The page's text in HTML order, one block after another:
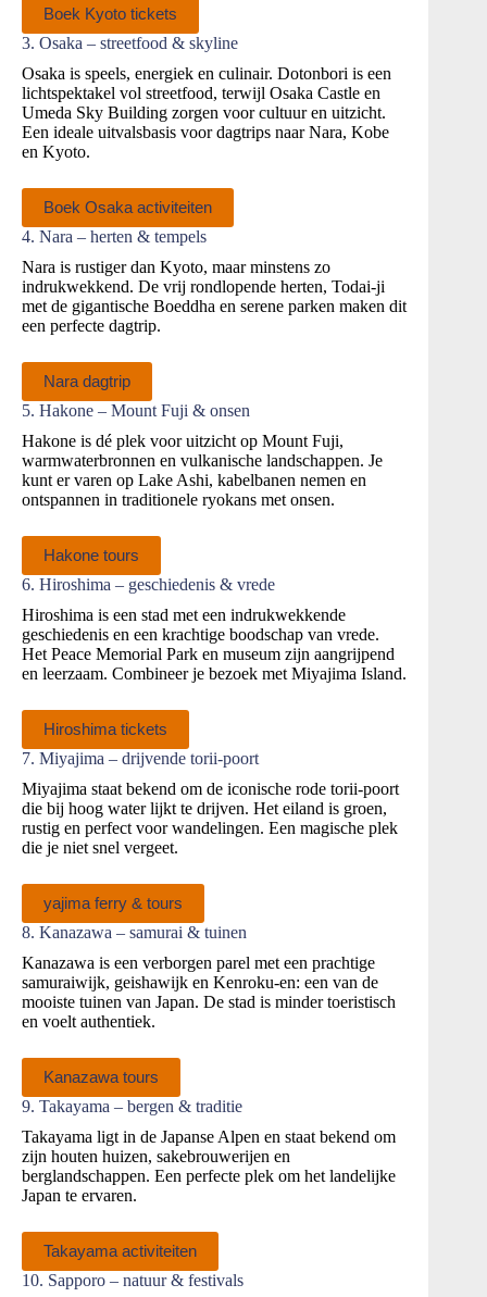
Boek Kyoto tickets
3. Osaka – streetfood & skyline
Osaka is speels, energiek en culinair. Dotonbori is een
lichtspektakel vol streetfood, terwijl Osaka Castle en
Umeda Sky Building zorgen voor cultuur en uitzicht.
Een ideale uitvalsbasis voor dagtrips naar Nara, Kobe
en Kyoto.
Boek Osaka activiteiten
4. Nara – herten & tempels
Nara is rustiger dan Kyoto, maar minstens zo
indrukwekkend. De vrij rondlopende herten, Todai‑ji
met de gigantische Boeddha en serene parken maken dit
een perfecte dagtrip.
Nara dagtrip
5. Hakone – Mount Fuji & onsen
Hakone is dé plek voor uitzicht op Mount Fuji,
warmwaterbronnen en vulkanische landschappen. Je
kunt er varen op Lake Ashi, kabelbanen nemen en
ontspannen in traditionele ryokans met onsen.
Hakone tours
6. Hiroshima – geschiedenis & vrede
Hiroshima is een stad met een indrukwekkende
geschiedenis en een krachtige boodschap van vrede.
Het Peace Memorial Park en museum zijn aangrijpend
en leerzaam. Combineer je bezoek met Miyajima Island.
Hiroshima tickets
7. Miyajima – drijvende torii‑poort
Miyajima staat bekend om de iconische rode torii‑poort
die bij hoog water lijkt te drijven. Het eiland is groen,
rustig en perfect voor wandelingen. Een magische plek
die je niet snel vergeet.
yajima ferry & tours
8. Kanazawa – samurai & tuinen
Kanazawa is een verborgen parel met een prachtige
samuraiwijk, geishawijk en Kenroku‑en: een van de
mooiste tuinen van Japan. De stad is minder toeristisch
en voelt authentiek.
Kanazawa tours
9. Takayama – bergen & traditie
Takayama ligt in de Japanse Alpen en staat bekend om
zijn houten huizen, sakebrouwerijen en
berglandschappen. Een perfecte plek om het landelijke
Japan te ervaren.
Takayama activiteiten
10. Sapporo – natuur & festivals